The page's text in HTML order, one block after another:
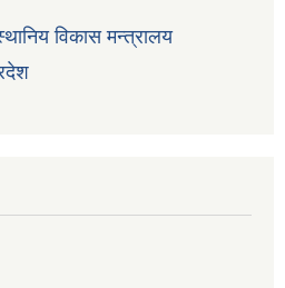
विकास मन्त्रालय